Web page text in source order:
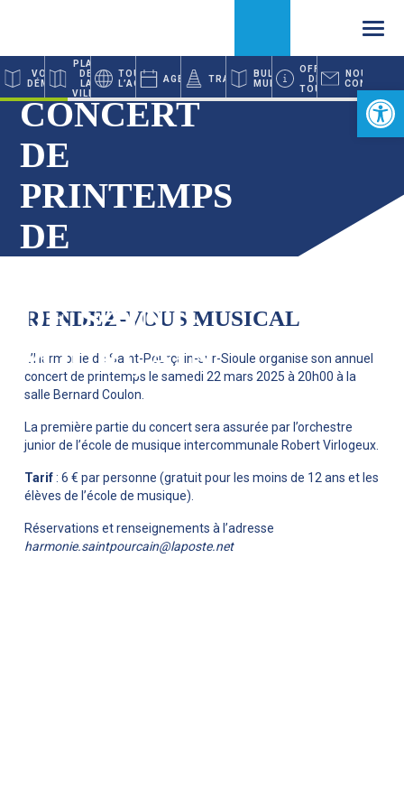
Ouvrir
VOS
DÉMARCHES
PLAN
DE LA
VILLE
TOUTE
L’ACTUALITÉAGENDA TRAVAUX
BULLETIN
MUNICIPAL
Accueil Agenda
Concert de printemps de l’Harmonie de Saint-Pourçain
CONCERT DE
PRINTEMPS DE
L’HARMONIE DE
SAINT-
POURÇAIN
L’Harmonie de Saint-Pourçain-sur-Sioule organise son annuel
concert de printemps le samedi 22 mars 2025 à 20h00 à la
La première partie du concert sera assurée par l’orchestre
junior de l’école de musique intercommunale Robert Virlogeux.
Tarif: 6 € par personne (gratuit pour les moins de 12 ans et les
Réservations et renseignements à l’adresse